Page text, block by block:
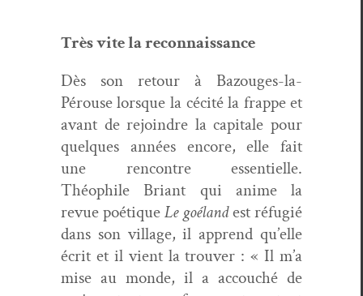
Très vite la reconnaissance
Dès son retour à Bazouges-la-
Pérouse lorsque la céc­ité la frappe et
avant de rejoin­dre la cap­i­tale pour
quelques années encore, elle fait
une ren­con­tre essen­tielle.
Théophile Bri­ant qui ani­me la
revue poé­tiqueLe goé­landest réfugié
dans son vil­lage, il apprend qu’elle
écrit et il vient la trou­ver : « Il m’a
mise au monde, il a accouché de